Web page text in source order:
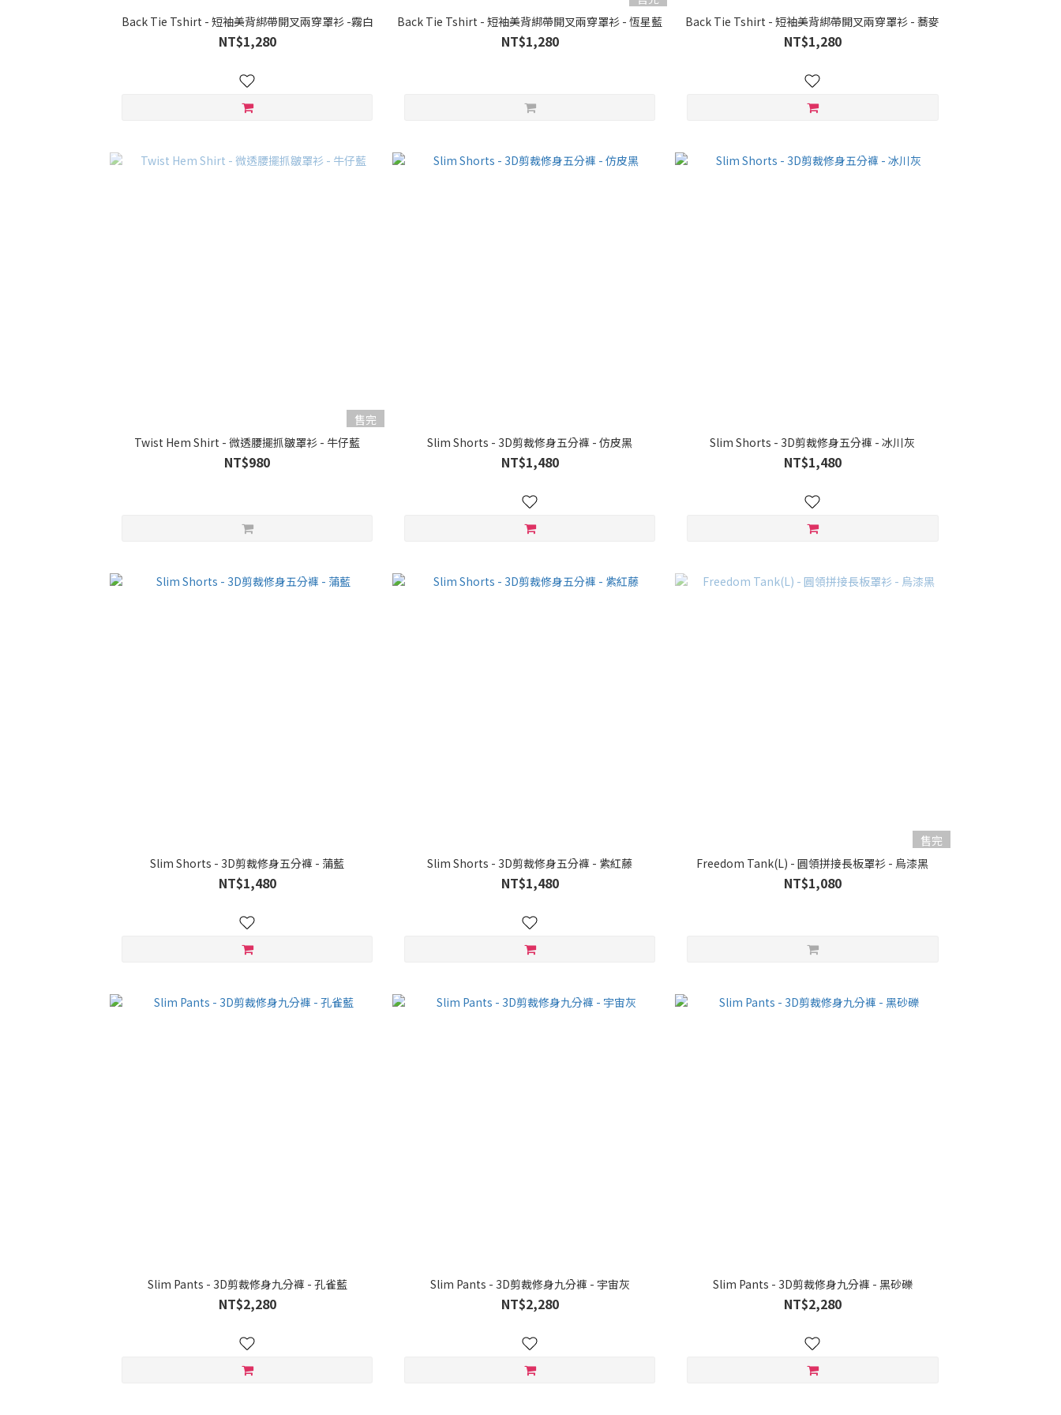
Back Tie Tshirt - 短袖美背綁帶開叉兩穿罩衫 -霧白
NT$1,280
Back Tie Tshirt - 短袖美背綁帶開叉兩穿罩衫 - 恆星藍
NT$1,280
Back Tie Tshirt - 短袖美背綁帶開叉兩穿罩衫 - 蕎麥
NT$1,280
售完
Twist Hem Shirt - 微透腰擺抓皺罩衫 - 牛仔藍
NT$980
Slim Shorts - 3D剪裁修身五分褲 - 仿皮黑
NT$1,480
Slim Shorts - 3D剪裁修身五分褲 - 冰川灰
NT$1,480
Slim Shorts - 3D剪裁修身五分褲 - 蒲藍
NT$1,480
Slim Shorts - 3D剪裁修身五分褲 - 紫紅藤
NT$1,480
售完
Freedom Tank(L) - 圓領拼接長板罩衫 - 烏漆黑
NT$1,080
Slim Pants - 3D剪裁修身九分褲 - 孔雀藍
NT$2,280
Slim Pants - 3D剪裁修身九分褲 - 宇宙灰
NT$2,280
Slim Pants - 3D剪裁修身九分褲 - 黑砂礫
NT$2,280